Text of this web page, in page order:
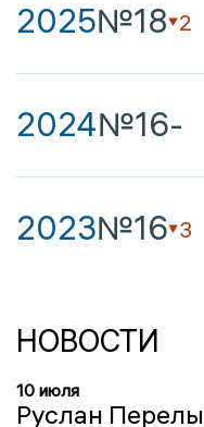
2025№18 2
2024№16-
2023№16 3
НОВОСТИ
10 июля